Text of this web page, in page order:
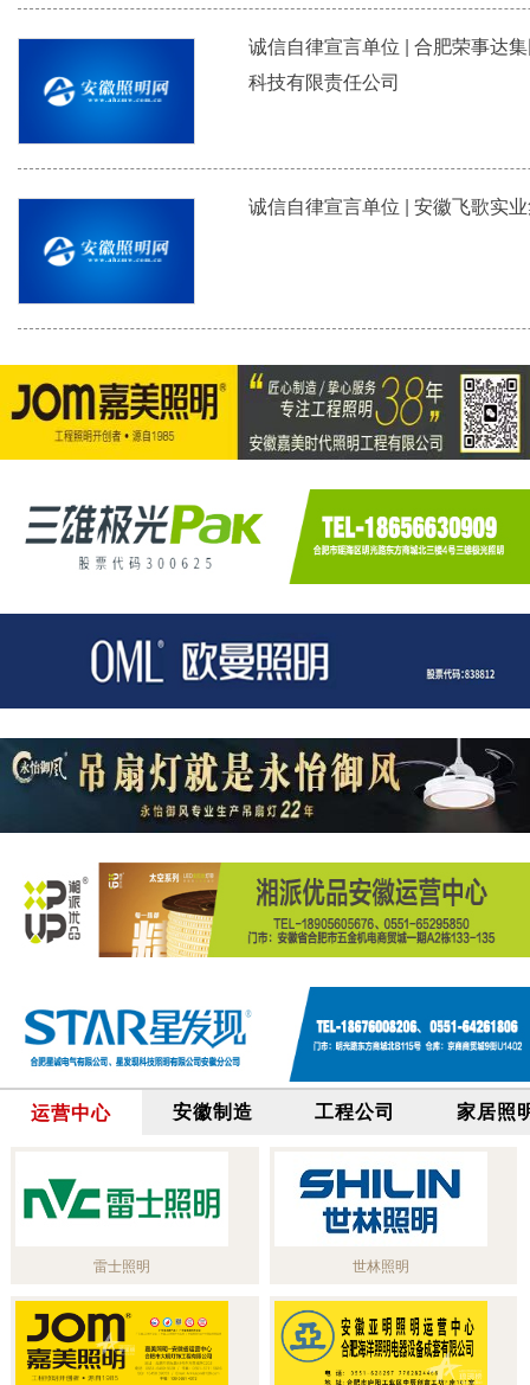
诚信自律宣言单位 | 合肥荣事达
科技有限责任公司
诚信自律宣言单位 | 安徽飞歌实
运营中心 安徽制造 工程公司 家居照
雷士照明 世林照明